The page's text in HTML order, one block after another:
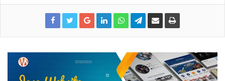
Jawaban lengkap juga kami lampirkan dalam bentuk
Pemerintah Kota Tanjungpinang, dalam jawaban terhadap